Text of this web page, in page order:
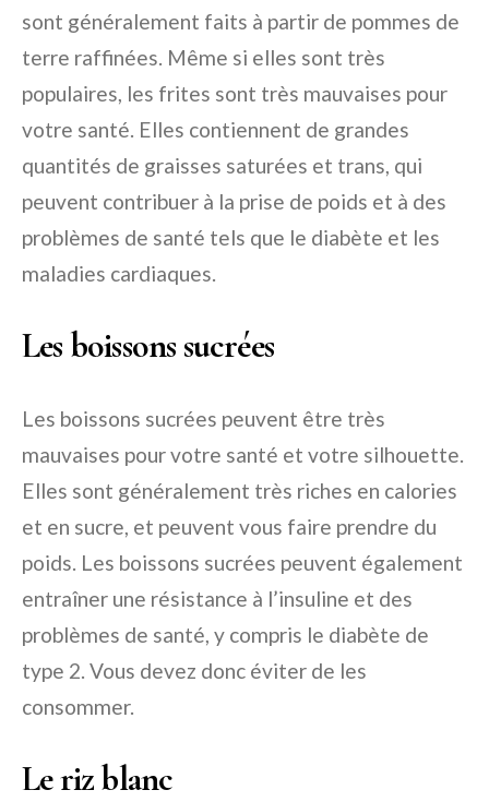
sont généralement faits à partir de pommes de
terre raffinées. Même si elles sont très
populaires, les frites sont très mauvaises pour
votre santé. Elles contiennent de grandes
quantités de graisses saturées et trans, qui
peuvent contribuer à la prise de poids et à des
problèmes de santé tels que le diabète et les
maladies cardiaques.
Les boissons sucrées
Les boissons sucrées peuvent être très
mauvaises pour votre santé et votre silhouette.
Elles sont généralement très riches en calories
et en sucre, et peuvent vous faire prendre du
poids. Les boissons sucrées peuvent également
entraîner une résistance à l’insuline et des
problèmes de santé, y compris le diabète de
type 2. Vous devez donc éviter de les
consommer.
Le riz blanc